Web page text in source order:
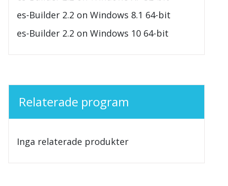
es-Builder 2.2 on Windows 8.1 64-bit
es-Builder 2.2 on Windows 10 64-bit
Relaterade program
Inga relaterade produkter